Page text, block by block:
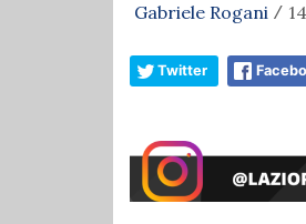
Gabriele Rogani /
Twitter